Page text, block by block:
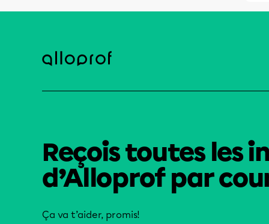
Reçois toutes les
d’Alloprof par
Ça va t’aider, promis!